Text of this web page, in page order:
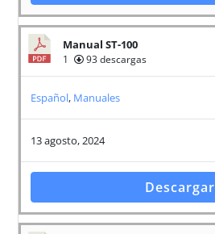
Manual ST-100
1 93 descargas
Español, Manuales
13 agosto, 2024
Descargar